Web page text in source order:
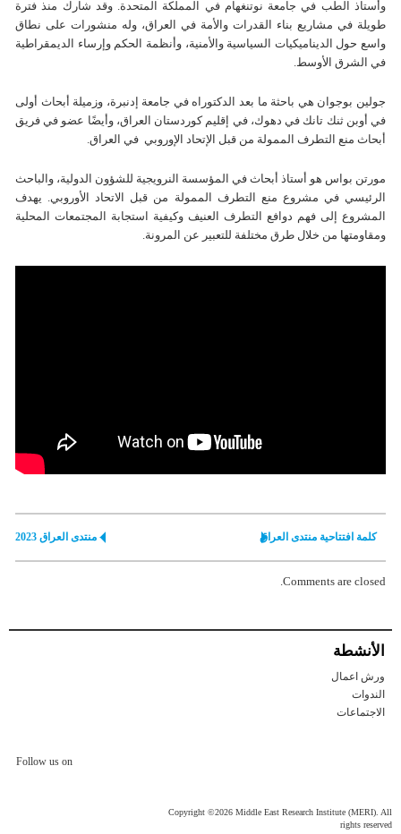
وأستاذ الطب في جامعة نوتنغهام في المملكة المتحدة. وقد شارك منذ فترة
طويلة في مشاريع بناء القدرات والأمة في العراق، وله منشورات على نطاق
واسع حول الديناميكيات السياسية والأمنية، وأنظمة الحكم وإرساء الديمقراطية
في الشرق الأوسط.
جولين بوجوان هي باحثة ما بعد الدكتوراه في جامعة إدنبرة، وزميلة أبحاث أولى
في أوبن ثنك تانك في دهوك، في إقليم كوردستان العراق، وأيضًا عضو في فريق
أبحاث منع التطرف الممولة من قبل الإتحاد الإوروبي في العراق.
مورتن بواس هو أستاذ أبحاث في المؤسسة النرویجیة للشؤون الدولیة، والباحث
الرئيسي في مشروع منع التطرف الممولة من قبل الاتحاد الأوروبي. يهدف
المشروع إلى فهم دوافع التطرف العنيف وكيفية استجابة المجتمعات المحلية
ومقاومتها من خلال طرق مختلفة للتعبير عن المرونة.
كلمة افتتاحية منتدى العراق منتدی العراق 2023
Comments are closed.
الأنشطة
ورش اعمال
الندوات
الاجتماعات
Follow us on
Copyright ©2026 Middle East Research Institute (MERI). All
rights reserved